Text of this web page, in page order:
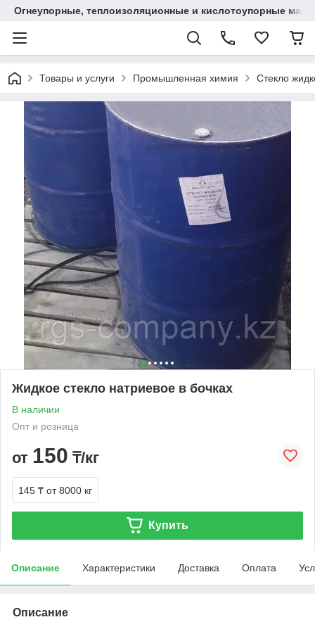
Огнеупорные, теплоизоляционные и кислотоупорные
Товары и услуги Промышленная химия Стекло
Жидкое стекло натриевое в бочках
В наличии
Опт и розница
от 150 ₸/кг
145 ₸ от 8000 кг
Купить
Описание Характеристики Доставка Оплата
Описание